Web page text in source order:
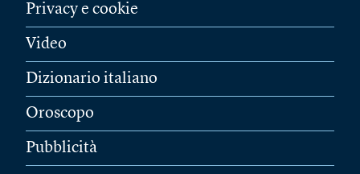
Privacy e cookie
Video
Dizionario italiano
Oroscopo
Pubblicità